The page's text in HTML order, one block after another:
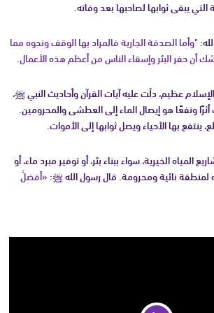
يبقى ثوابها لصاحبها بعد وفاته.
"وأما الصدقة الجارية فالمراد بها الوقف ونحوه مما
أن حفر البئر وإسقاء الناس من أعظم هذه الأعمال.
عظيم، دلّت عليه آيات القرآن وأحاديث النبي ﷺ،
ونفعًا هو إيصال الماء إلى العطشى والمحرومين.
بها الأحياء ويصل ثوابها إلى الأموات.
الخيرية، سواء ببناء بئر، أو توفير مبرد ماء، أو
لمنطقة نائية ومحرومة. قال رسول الله ﷺ:«أفضلُ